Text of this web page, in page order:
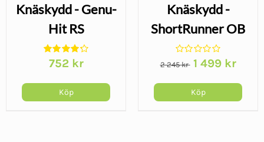
Knäskydd - Genu-
Hit RS
752 kr
Köp
Knäskydd -
ShortRunner OB
2 245kr Det
priset
1 499 krDet
Köp